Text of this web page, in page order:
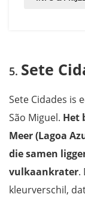
Sete
Sete Cidades is
São Miguel. Het
Meer (Lagoa
die samen
vulkaankrater.
kleurverschil,